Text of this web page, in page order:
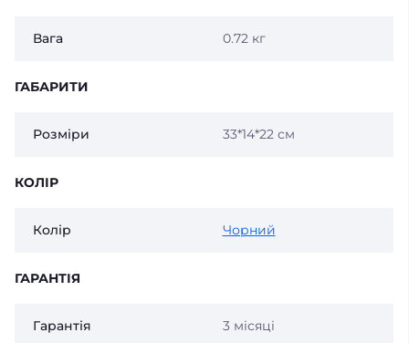
Вага 0.72 кг
ГАБАРИТИ
Розміри 33*14*22 см
КОЛІР
Колір Чорний
ГАРАНТІЯ
Гарантія 3 місяці